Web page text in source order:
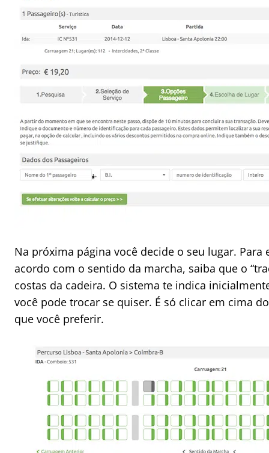
Na próxima página você decide o seu lugar. Para
acordo com o sentido da marcha, saiba que o
costas da cadeira. O sistema te indica
você pode trocar se quiser. É só clicar em cima
que você preferir.